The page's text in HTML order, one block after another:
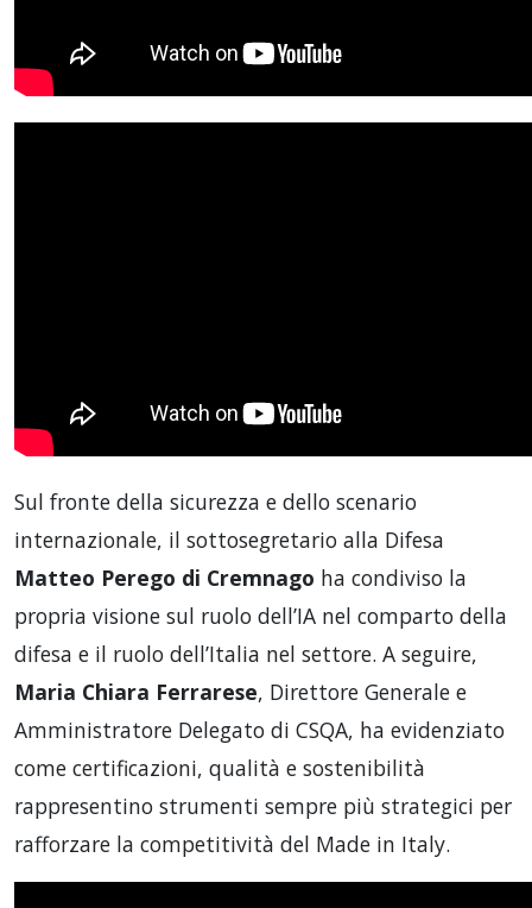
Sul fronte della sicurezza e dello scenario
internazionale, il sottosegretario alla Difesa
Matteo Perego di Cremnago ha condiviso la
propria visione sul ruolo dell’IA nel comparto della
difesa e il ruolo dell’Italia nel settore. A seguire,
Maria Chiara Ferrarese, Direttore Generale e
Amministratore Delegato di CSQA, ha evidenziato
come certificazioni, qualità e sostenibilità
rappresentino strumenti sempre più strategici per
rafforzare la competitività del Made in Italy.